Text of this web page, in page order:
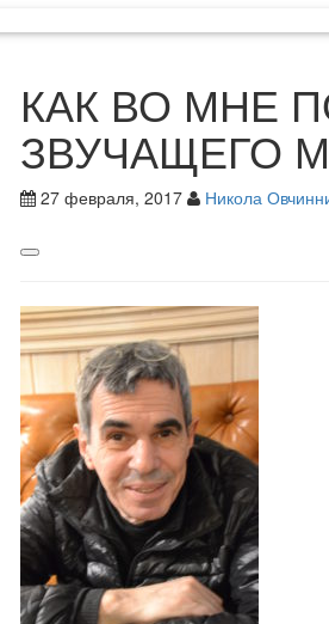
КАК ВО МНЕ
ЗВУЧАЩЕГО
27 февраля, 2017 Никола